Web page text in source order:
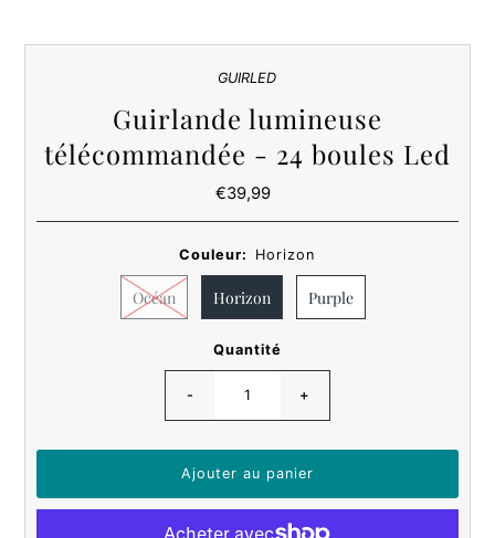
GUIRLED
Guirlande lumineuse
télécommandée - 24 boules Led
Prix
€39,99
Couleur: Horizon
Océan Horizon Purple
Quantité
- +